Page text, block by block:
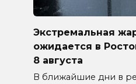
Экстремальная
ожидается в
8 августа
В ближайшие дни в